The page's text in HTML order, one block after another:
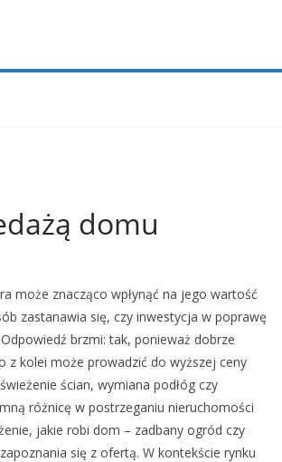
domu
może znacząco wpłynąć na jego wartość
zastanawia się, czy inwestycja w poprawę
brzmi: tak, ponieważ dobrze
z kolei może prowadzić do wyższej ceny
ścian, wymiana podłóg czy
różnicę w postrzeganiu nieruchomości
jakie robi dom – zadbany ogród czy
się z ofertą. W kontekście rynku